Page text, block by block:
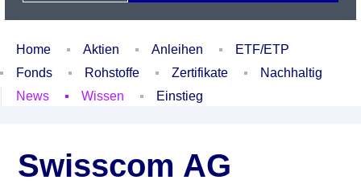
Home Aktien Anleihen
ETF/ETP
Fonds
Rohstoffe Zertifikate
Nachhaltig
News
Wissen Einstieg
Swisscom AG